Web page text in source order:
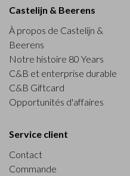
Castelijn & Beerens
À propos de Castelijn &
Beerens
Notre histoire 80 Years
C&B et enterprise durable
C&B Giftcard
Opportunités d'affaires
Service client
Contact
Commande